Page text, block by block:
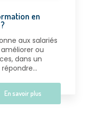
en
aux salariés
ou
dans un
En savoir plus